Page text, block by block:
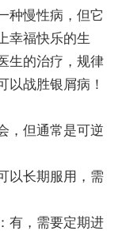
种慢性病，但它
幸福快乐的生
生的治疗，规律
以战胜银屑病！
，但通常是可逆
以长期服用，需
有，需要定期进